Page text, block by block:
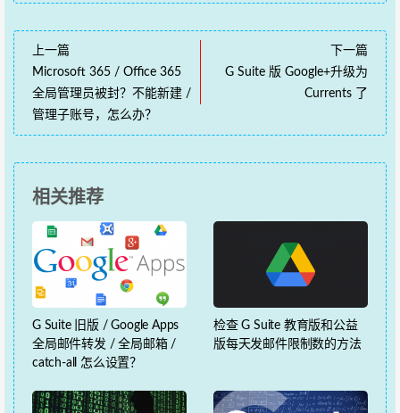
上一篇
Microsoft 365 / Office 365
全局管理员被封？不能新建 /
管理子账号，怎么办？
下一篇
G Suite 版 Google+升级为
Currents 了
相关推荐
G Suite 旧版 / Google Apps
全局邮件转发 / 全局邮箱 /
catch-all 怎么设置？
检查 G Suite 教育版和公益
版每天发邮件限制数的方法